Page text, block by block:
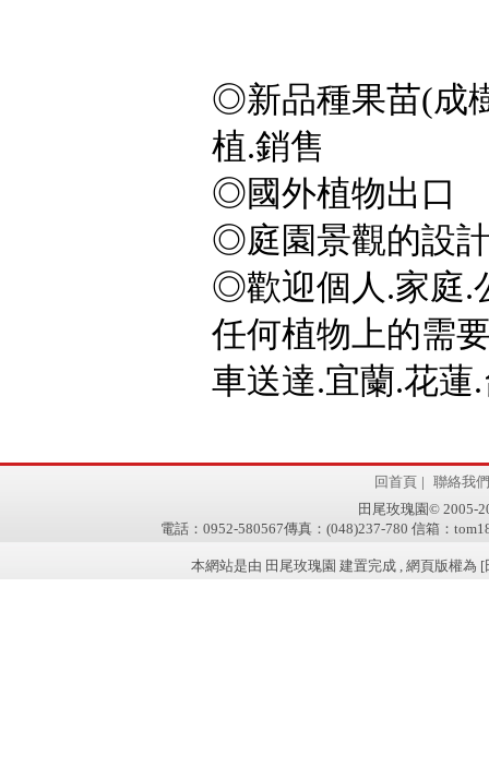
◎新品種果苗(成
植.銷售
◎國外植物出口
◎庭園景觀的設
◎歡迎個人.家庭.
任何植物上的需
車送達.宜蘭.花蓮
回首頁 | 聯絡我們
田尾玫瑰園© 2005-
電話：0952-580567傳真：(048)237-780 信箱：
本網站是由 田尾玫瑰園 建置完成 , 網頁版權為